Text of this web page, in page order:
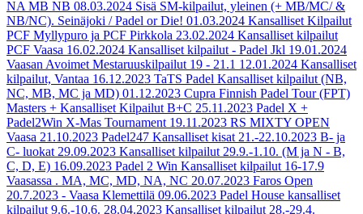
NA MB NB 08.03.2024 Sisä SM-kilpailut, yleinen (+ MB/MC/ &
NB/NC). Seinäjoki / Padel or Die! 01.03.2024 Kansalliset Kilpailut
PCF Myllypuro ja PCF Pirkkola 23.02.2024 Kansalliset kilpailut
PCF Vaasa 16.02.2024 Kansalliset kilpailut - Padel Jkl 19.01.2024
Vaasan Avoimet Mestaruuskilpailut 19 - 21.1 12.01.2024 Kansalliset
kilpailut, Vantaa 16.12.2023 TaTS Padel Kansalliset kilpailut (NB,
NC, MB, MC ja MD) 01.12.2023 Cupra Finnish Padel Tour (FPT)
Masters + Kansalliset Kilpailut B+C 25.11.2023 Padel X +
Padel2Win X-Mas Tournament 19.11.2023 RS MIXTY OPEN
Vaasa 21.10.2023 Padel247 Kansalliset kisat 21.-22.10.2023 B- ja
C- luokat 29.09.2023 Kansalliset kilpailut 29.9.-1.10. (M ja N - B,
C, D, E) 16.09.2023 Padel 2 Win Kansalliset kilpailut 16-17.9
Vaasassa . MA, MC, MD, NA, NC 20.07.2023 Faros Open
20.7.2023 - Vaasa Klemettilä 09.06.2023 Padel House kansalliset
kilpailut 9.6.-10.6. 28.04.2023 Kansalliset kilpailut 28.-29.4.